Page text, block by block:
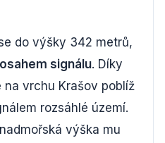
do výšky 342 metrů,
signálu. Díky
vrchu Krašov poblíž
rozsáhlé území.
výška mu